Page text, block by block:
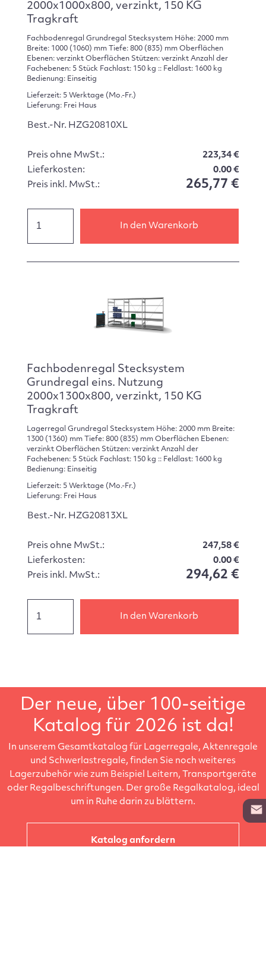
2000x1000x800, verzinkt, 150 KG
Tragkraft
Fachbodenregal Grundregal Stecksystem Höhe: 2000 mm
Breite: 1000 (1060) mm Tiefe: 800 (835) mm Oberflächen
Ebenen: verzinkt Oberflächen Stützen: verzinkt Anzahl der
Fachebenen: 5 Stück Fachlast: 150 kg :: Feldlast: 1600 kg
Bedienung: Einseitig
Lieferzeit: 5 Werktage (Mo.-Fr.)
Lieferung: Frei Haus
Best.-Nr. HZG20810XL
Preis ohne MwSt.:
223,34 €
Lieferkosten:
0.00 €
Preis inkl. MwSt.:
265,77 €
In den Warenkorb
Fachbodenregal Stecksystem
Grundregal eins. Nutzung
2000x1300x800, verzinkt, 150 KG
Tragkraft
Lagerregal Grundregal Stecksystem Höhe: 2000 mm Breite:
1300 (1360) mm Tiefe: 800 (835) mm Oberflächen Ebenen:
verzinkt Oberflächen Stützen: verzinkt Anzahl der
Fachebenen: 5 Stück Fachlast: 150 kg :: Feldlast: 1600 kg
Bedienung: Einseitig
Lieferzeit: 5 Werktage (Mo.-Fr.)
Lieferung: Frei Haus
Best.-Nr. HZG20813XL
Preis ohne MwSt.:
247,58 €
Lieferkosten:
0.00 €
Preis inkl. MwSt.:
294,62 €
In den Warenkorb
Der neue, über 100-seitige
Katalog für 2026 ist da!
In unserem Gesamtkatalog für Lagerregale, Aktenregale
und Schwerlastregale, finden Sie noch weiteres
Lagerzubehör wie zum Beispiel Leitern, Transportgeräte
oder Regalbeschriftungen. Der große Regalkatalog, ideal
um in Ruhe darin zu blättern.
Katalog anfordern